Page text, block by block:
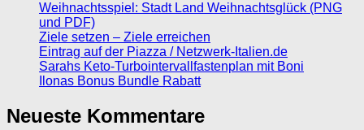
Weihnachtsspiel: Stadt Land Weihnachtsglück (PNG
und PDF)
Ziele setzen – Ziele erreichen
Eintrag auf der Piazza / Netzwerk-Italien.de
Sarahs Keto-Turbointervallfastenplan mit Boni
Ilonas Bonus Bundle Rabatt
Neueste Kommentare